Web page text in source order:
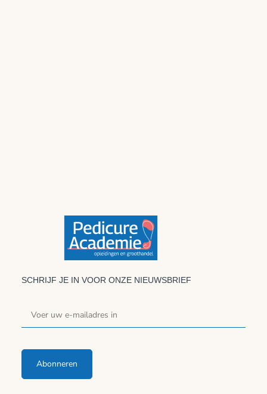
SCHRIJF JE IN VOOR ONZE NIEUWSBRIEF
Abonneren